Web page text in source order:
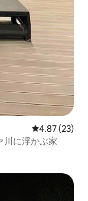
レビュー23
4.87 (23)
川に浮かぶ家